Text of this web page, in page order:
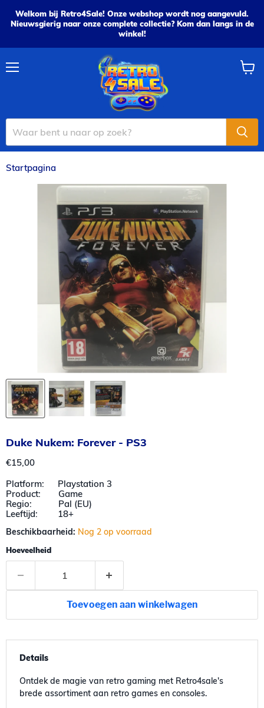
Welkom bij Retro4Sale! Onze webshop wordt nog aangevuld.
Nieuwsgierig naar onze complete collectie? Kom dan langs in de
winkel!
Startpagina
Duke Nukem: Forever - PS3
Huidige prijs
€15,00
Platform: Playstation 3
Product: Game
Regio: Pal (EU)
Leeftijd: 18+
Beschikbaarheid: Nog 2 op voorraad
Hoeveelheid
Toevoegen aan winkelwagen
Details
Ontdek de magie van retro gaming met Retro4sale's
brede assortiment aan retro games en consoles.